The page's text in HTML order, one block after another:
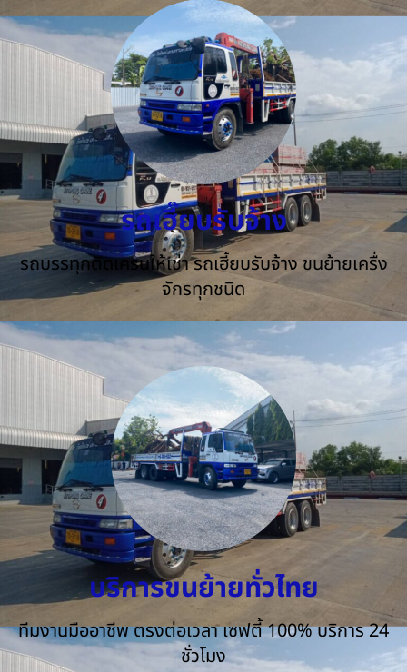
รถเฮี๊ยบรับจ้าง
รถบรรทุกติดเครนให้เช่า รถเฮี้ยบรับจ้าง ขนย้ายเครื่ง
จักรทุกชนิด
บริการขนย้ายทั่วไทย
ทีมงานมืออาชีพ ตรงต่อเวลา เซฟตี้ 100% บริการ 24
ชั่วโมง